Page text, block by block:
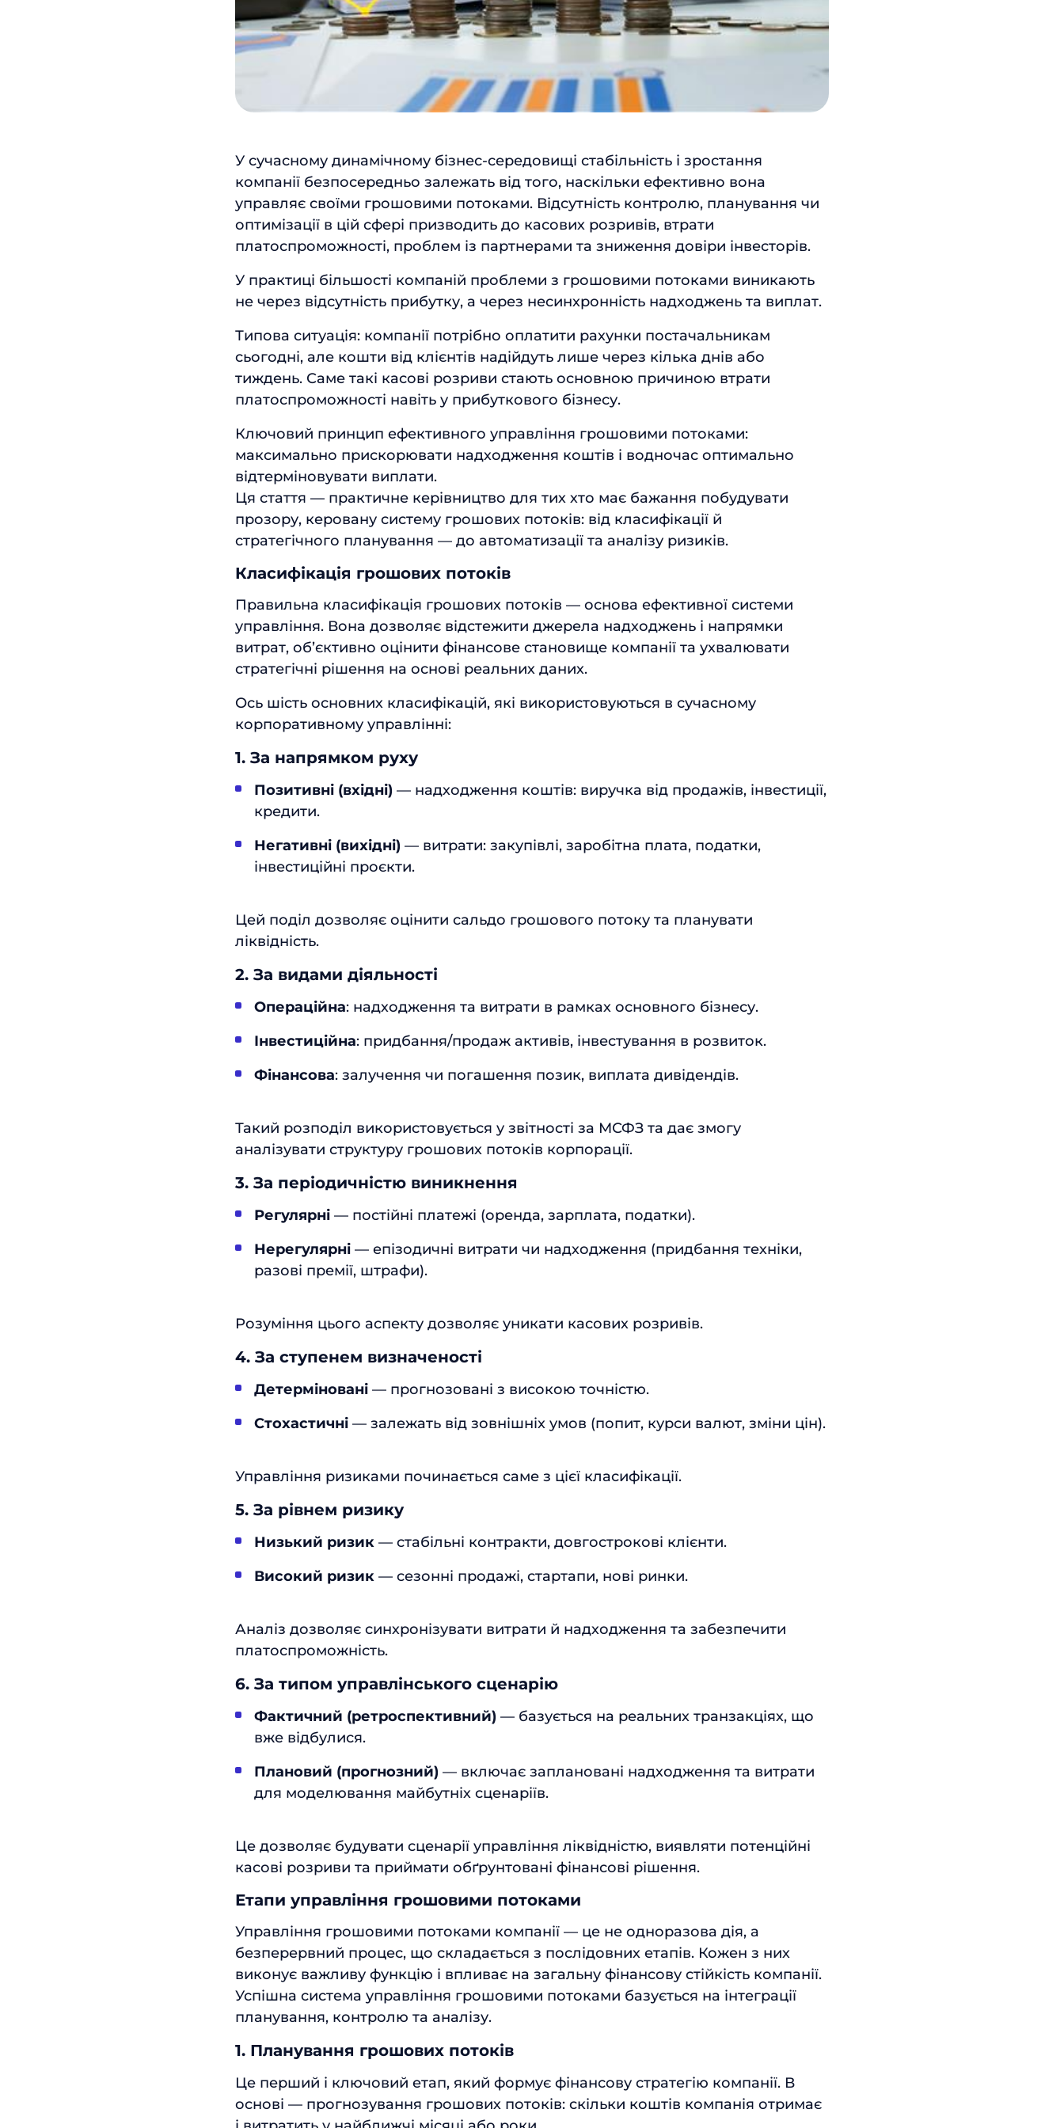
У сучасному динамічному бізнес-середовищі стабільність і зростання
компанії безпосередньо залежать від того, наскільки ефективно вона
управляє своїми грошовими потоками. Відсутність контролю, планування чи
оптимізації в цій сфері призводить до касових розривів, втрати
платоспроможності, проблем із партнерами та зниження довіри інвесторів.
У практиці більшості компаній проблеми з грошовими потоками виникають
не через відсутність прибутку, а через несинхронність надходжень та виплат.
Типова ситуація: компанії потрібно оплатити рахунки постачальникам
сьогодні, але кошти від клієнтів надійдуть лише через кілька днів або
тиждень. Саме такі касові розриви стають основною причиною втрати
платоспроможності навіть у прибуткового бізнесу.
Ключовий принцип ефективного управління грошовими потоками:
максимально прискорювати надходження коштів і водночас оптимально
відтерміновувати виплати.
Ця стаття — практичне керівництво для тих хто має бажання побудувати
прозору, керовану систему грошових потоків: від класифікації й
стратегічного планування — до автоматизації та аналізу ризиків.
Класифікація грошових потоків
Правильна класифікація грошових потоків — основа ефективної системи
управління. Вона дозволяє відстежити джерела надходжень і напрямки
витрат, об’єктивно оцінити фінансове становище компанії та ухвалювати
стратегічні рішення на основі реальних даних.
Ось шість основних класифікацій, які використовуються в сучасному
корпоративному управлінні:
1. За напрямком руху
Позитивні (вхідні) — надходження коштів: виручка від продажів, інвестиції,
кредити.
Негативні (вихідні) — витрати: закупівлі, заробітна плата, податки,
інвестиційні проєкти.
Цей поділ дозволяє оцінити сальдо грошового потоку та планувати
ліквідність.
2. За видами діяльності
Операційна: надходження та витрати в рамках основного бізнесу.
Інвестиційна: придбання/продаж активів, інвестування в розвиток.
Фінансова: залучення чи погашення позик, виплата дивідендів.
Такий розподіл використовується у звітності за МСФЗ та дає змогу
аналізувати структуру грошових потоків корпорації.
3. За періодичністю виникнення
Регулярні — постійні платежі (оренда, зарплата, податки).
Нерегулярні — епізодичні витрати чи надходження (придбання техніки,
разові премії, штрафи).
Розуміння цього аспекту дозволяє уникати касових розривів.
4. За ступенем визначеності
Детерміновані — прогнозовані з високою точністю.
Стохастичні — залежать від зовнішніх умов (попит, курси валют, зміни цін).
Управління ризиками починається саме з цієї класифікації.
5. За рівнем ризику
Низький ризик — стабільні контракти, довгострокові клієнти.
Високий ризик — сезонні продажі, стартапи, нові ринки.
Аналіз дозволяє синхронізувати витрати й надходження та забезпечити
платоспроможність.
6. За типом управлінського сценарію
Фактичний (ретроспективний) — базується на реальних транзакціях, що
вже відбулися.
Плановий (прогнозний) — включає заплановані надходження та витрати
для моделювання майбутніх сценаріїв.
Це дозволяє будувати сценарії управління ліквідністю, виявляти потенційні
касові розриви та приймати обґрунтовані фінансові рішення.
Етапи управління грошовими потоками
Управління грошовими потоками компанії — це не одноразова дія, а
безперервний процес, що складається з послідовних етапів. Кожен з них
виконує важливу функцію і впливає на загальну фінансову стійкість компанії.
Успішна система управління грошовими потоками базується на інтеграції
планування, контролю та аналізу.
1. Планування грошових потоків
Це перший і ключовий етап, який формує фінансову стратегію компанії. В
основі — прогнозування грошових потоків: скільки коштів компанія отримає
Відправити